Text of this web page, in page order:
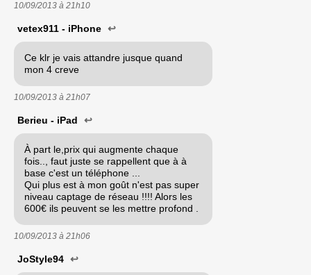
10/09/2013 à 21h10
vetex911 - iPhone ↩
Ce klr je vais attandre jusque quand
mon 4 creve
10/09/2013 à 21h07
Berieu - iPad ↩
À part le,prix qui augmente chaque
fois.., faut juste se rappellent que à à
base c'est un téléphone ...
Qui plus est à mon goût n'est pas super
niveau captage de réseau !!!! Alors les
600€ ils peuvent se les mettre profond .
10/09/2013 à 21h06
JoStyle94 ↩